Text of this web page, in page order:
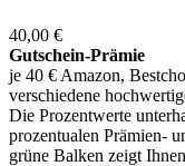
40,00 €
Gutschein-Prämie
je 40 € Amazon,
verschiedene
Die Prozentwerte
prozentualen Prämien-
grüne Balken zeigt